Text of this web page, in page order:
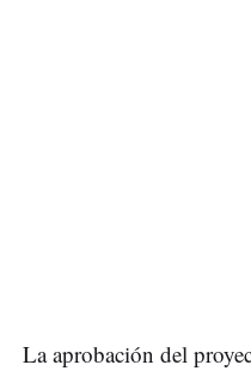
La aprobación del